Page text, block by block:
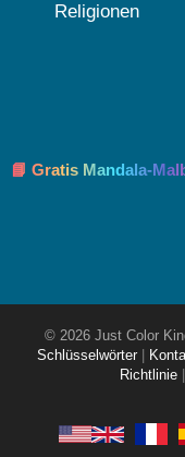
Religionen
📘 Gratis Mandala-
© 2026 Just Color
Schlüsselwörter
Richtlinie